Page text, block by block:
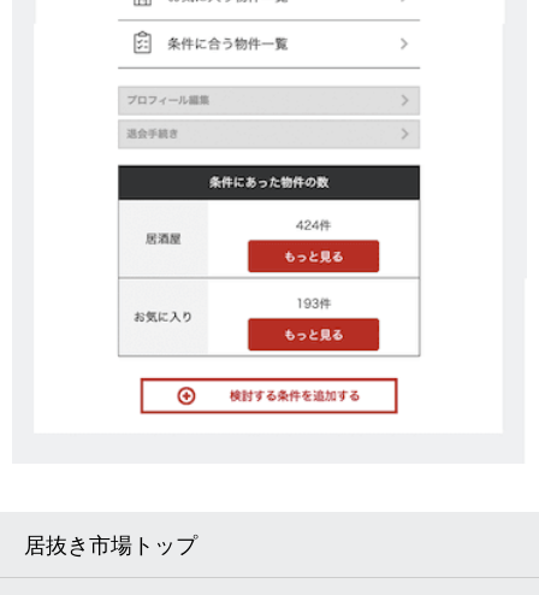
居抜き市場トップ